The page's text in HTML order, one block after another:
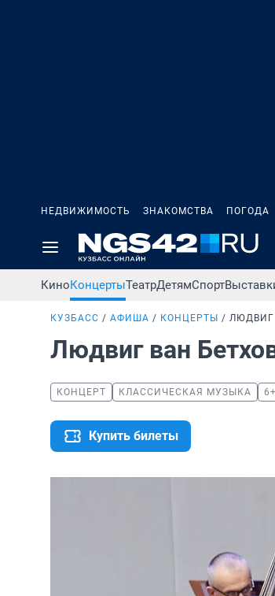
НЕДВИЖИМОСТЬ ЗНАКОМСТВА ПОГОДА
КиноКонцертыТеатрДетямСпорт
КУЗБАСС АФИША КОНЦЕРТЫ
Людвиг ван
КОНЦЕРТ КЛАССИЧЕСКАЯ МУЗЫКА 6+
Купить билеты